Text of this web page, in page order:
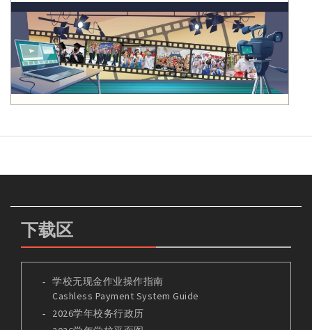
下载区
学校无现金作业操作指南
Cashless Payment System Guide
2026学年校务行政历